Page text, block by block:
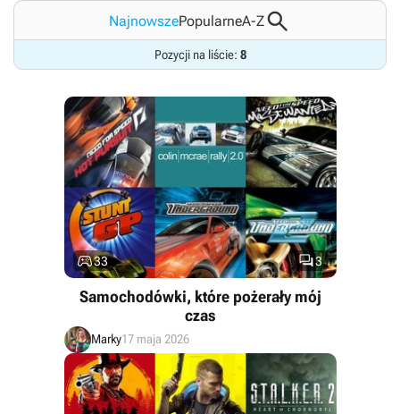
NajnowszePopularneA-Z
Pozycji na liście: 8
3
33
Samochodówki, które pożerały mój
czas
Marky17 maja 2026